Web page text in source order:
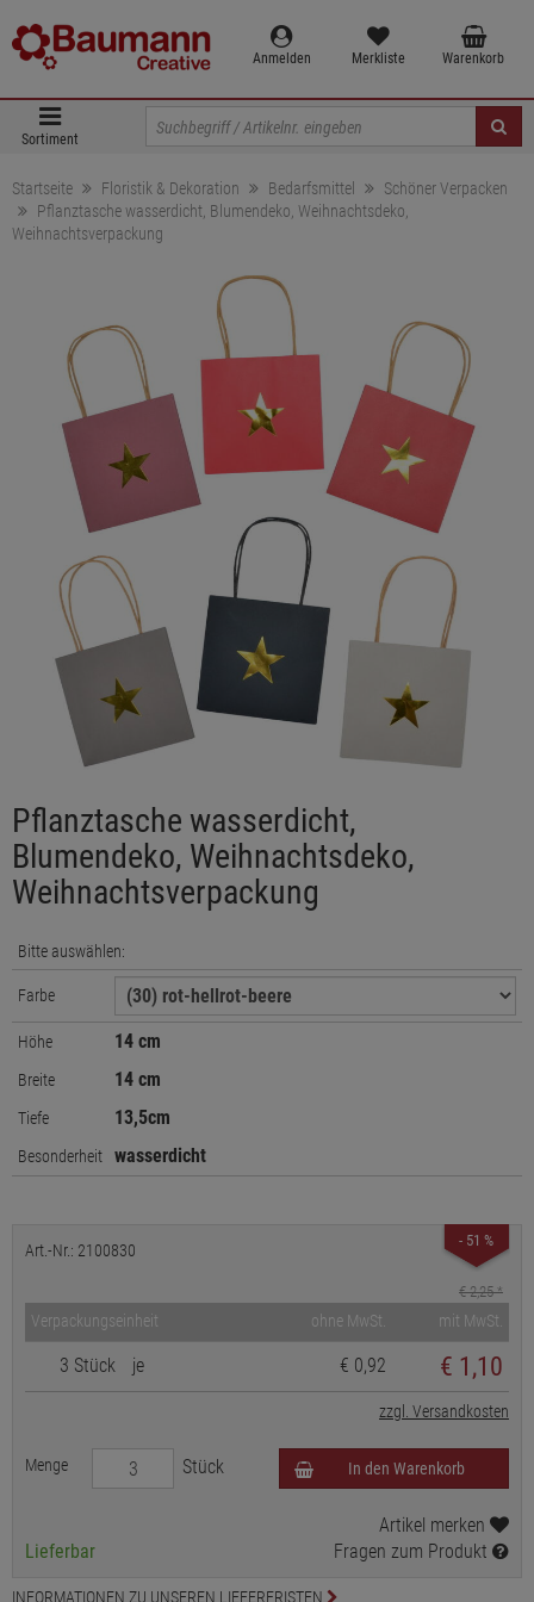
Anmelden Merkliste Warenkorb
Sortiment
Startseite Floristik & Dekoration Bedarfsmittel
Schöner Verpacken
Pflanztasche wasserdicht, Blumendeko, Weihnachtsdeko,
Weihnachtsverpackung
Pflanztasche wasserdicht,
Blumendeko, Weihnachtsdeko,
Weihnachtsverpackung
Bitte auswählen:
Farbe
Höhe 14 cm
Breite 14 cm
Tiefe 13,5cm
Besonderheit wasserdicht
- 51 %
Art.-Nr.: 2100830
€ 2,25*
Verpackungseinheit ohne MwSt. mit MwSt.
3 Stück je € 0,92 € 1,10
zzgl. Versandkosten
Menge Stück In den Warenkorb
Lieferbar
Artikel merken
Fragen zum Produkt
INFORMATIONEN ZU UNSEREN LIEFERFRISTEN